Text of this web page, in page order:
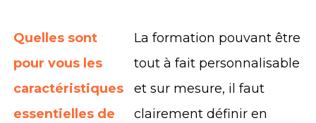
Quelles sont
pour vous les
caractéristiques
essentielles de
La formation pouvant être
tout à fait personnalisable
et sur mesure, il faut
clairement définir en